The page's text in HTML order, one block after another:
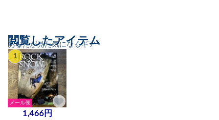
あなたが見た気になるギア
閲覧したアイテム
1
メール便
1,466円